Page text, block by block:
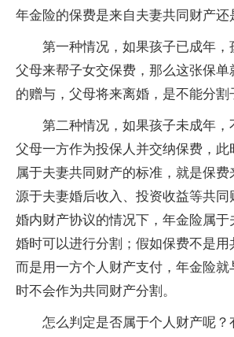
年金险的保费是来自夫妻共同财产还
第一种情况，如果孩子已成年，
父母来帮子女交保费，那么这张保
的赠与，父母将来离婚，是不能分割
第二种情况，如果孩子未成年，
父母一方作为投保人并交纳保费，
属于夫妻共同财产的标准，就是保
源于夫妻婚后收入、投资收益等共
婚内财产协议的情况下，年金险属
婚时可以进行分割；假如保费不是用
而是用一方个人财产支付，年金险
时不会作为共同财产分割。
怎么判定是否属于个人财产呢？